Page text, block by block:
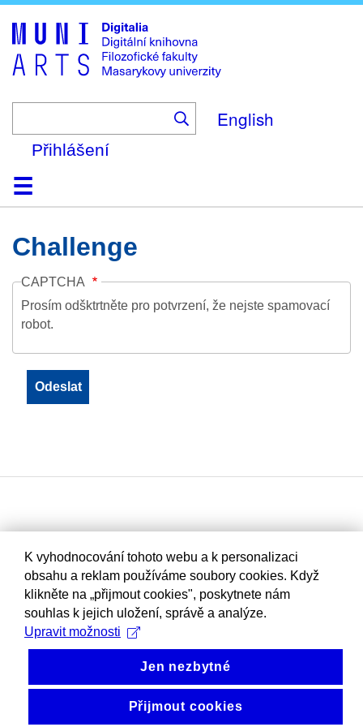
to
main
content
English
Přihlášení
DomůKolekce
Prohlížení
Vyhledávání
O platformě
Nápověda
KontaktDigitalia
Challenge
CAPTCHA
Prosím odšktrtněte pro potvrzení, že nejste spamovací
robot.
K vyhodnocování tohoto webu a k personalizaci
obsahu a reklam používáme soubory cookies. Když
klikněte na „přijmout cookies", poskytnete nám
souhlas k jejich uložení, správě a analýze.
Upravit možnosti
Jen nezbytné
Přijmout cookies